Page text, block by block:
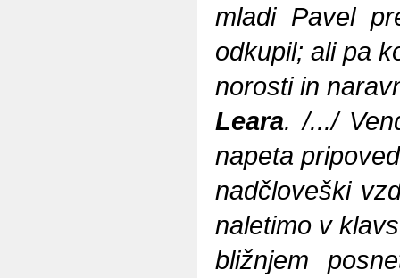
mladi Pavel
odkupil; ali pa
norosti in
Leara. /.../
napeta
nadčloveški
naletimo v
bližnjem